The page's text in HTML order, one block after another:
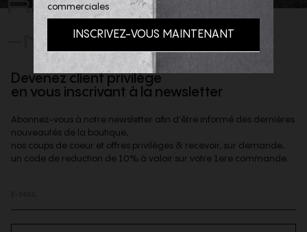
-NOUS
Devenez client privilège
en vous inscrivant à la newsletter
Abonnez-vous à notre newsletter afin d'être informé des dernières
nouveautés de la boutique,
nos coups de coeur et offres privilèges & recevoir, sur demande,
un code de reduction de 10% à valoir sur votre 1ere commande.
commerciales